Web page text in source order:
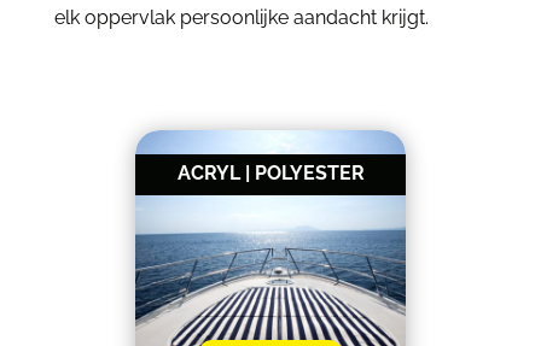
elk oppervlak persoonlijke aandacht krijgt.
ACRYL | POLYESTER